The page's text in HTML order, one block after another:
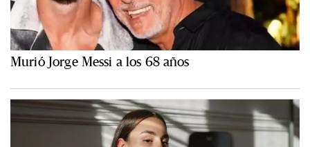
Murió Jorge Messi a los 68 años